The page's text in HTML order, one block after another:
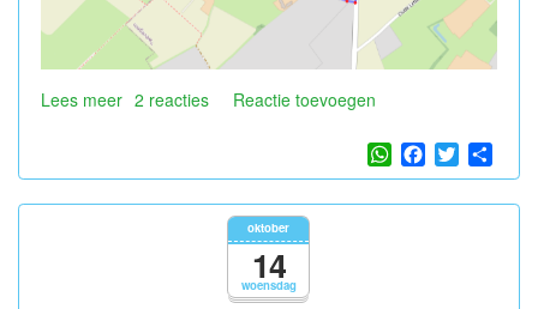
Lees meer over
2 reacties Reactie toevoegen
WhatsApp
Facebook
Twitter
woensdag
oktober
14